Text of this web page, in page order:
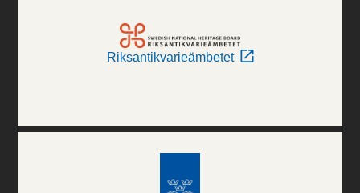
Riksantikvarieämbetet